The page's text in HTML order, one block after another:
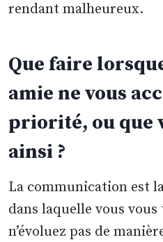
rendant malheureux.
Que faire
amie ne vous
priorité, ou que
ainsi ?
La communication est
dans laquelle vous
n’évoluez pas de